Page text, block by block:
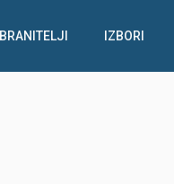
BRANITELJI IZBORI